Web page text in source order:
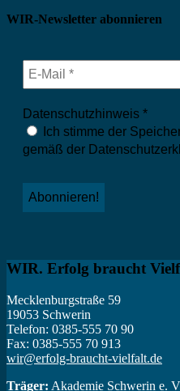
WIR-Newsletter abonnieren
Datenschutzhinweis *
Ich stimme der
gemäß der
WIR. Erfolg braucht
Mecklenburgstraße 59
19053 Schwerin
Telefon: 0385-555 70 90
Fax: 0385-555 70 913
wir@erfolg-braucht-vielfalt.de
Träger: Akademie Schwerin e.